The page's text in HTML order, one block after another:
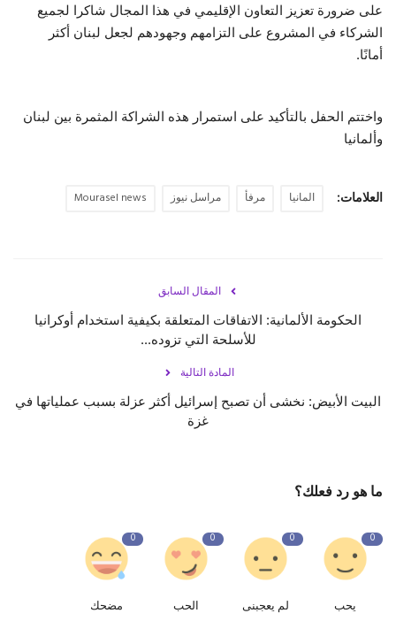
على ضرورة تعزيز التعاون الإقليمي في هذا المجال شاكرا لجميع
الشركاء في المشروع على التزامهم وجهودهم لجعل لبنان أكثر
أمانًا.
واختتم الحفل بالتأكيد على استمرار هذه الشراكة المثمرة بين لبنان
وألمانيا
العلامات: المانيا مرفأ مراسل نيوز Mourasel news
المقال السابق
الحكومة الألمانية: الاتفاقات المتعلقة بكيفية استخدام أوكرانيا
للأسلحة التي تزوده...
المادة التالية
البيت الأبيض: نخشى أن تصبح إسرائيل أكثر عزلة بسبب عملياتها في
غزة
ما هو رد فعلك؟
0
يحب
0
لم يعجبنى
0
الحب
0
مضحك